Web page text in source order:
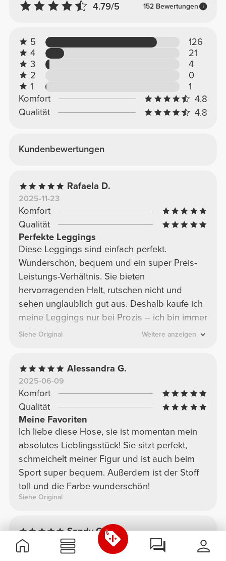
4.79/5 152 Bewertungen
5
126
4
21
3
4
2
0
1
1
Komfort
4.8
Qualität
4.8
Kundenbewertungen
Rafaela D.
2025-11-23
Komfort
Qualität
Perfekte Leggings
Diese Leggings sind einfach perfekt.
Wunderschön, bequem und ein super Preis-
Leistungs-Verhältnis. Sie bieten
hervorragenden Halt, rutschen nicht und
sehen unglaublich gut aus. Deshalb kaufe ich
meine Leggings nur bei Prozis – ich bin immer
zufrieden!
Siehe Original Weitere anzeigen
Alessandra G.
2025-06-09
Komfort
Qualität
Meine Favoriten
Ich liebe diese Hose, sie ist momentan mein
absolutes Lieblingsstück! Sie sitzt perfekt,
schmeichelt meiner Figur und ist auch beim
Sport super bequem. Außerdem ist der Stoff
toll und die Farbe wunderschön!
Siehe Original
Sandy G.
2026-04-08
Komfort